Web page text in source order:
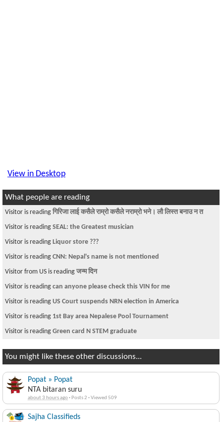
View in Desktop
What people are reading
Visitor is reading गिरिजा लाई कसैले राम्रो कसैले नराम्रो भने। लौ लिस्त बनाउ न त
Visitor is reading SEAL: the Greatest musician
Visitor is reading Liquor store ???
Visitor is reading CNN: Nepal's name is not mentioned
Visitor from US is reading जन्म दिन
Visitor is reading can anyone please check this VIN for me
Visitor is reading US Court suspends NRN election in America
Visitor is reading 1st Bay area Nepalese Pool Tournament
Visitor is reading Green card N STEM graduate
You might like these other discussions...
Popat » Popat
NTA bitaran suru
about 3 hours ago· Posts 2 ·Viewed 509
Sajha Classifieds